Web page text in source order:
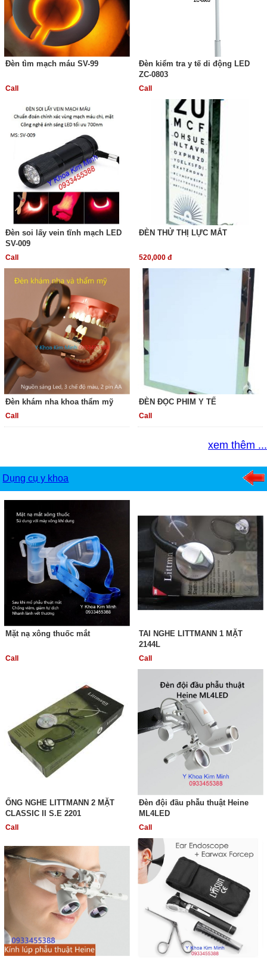
Đèn tìm mạch máu SV-99
Call
Đèn kiểm tra y tế di động LED
ZC-0803
Call
Đèn soi lấy vein tĩnh mạch LED
SV-009
Call
ĐÈN THỬ THỊ LỰC MẮT
520,000 đ
Đèn khám nha khoa thẩm mỹ
Call
ĐÈN ĐỌC PHIM Y TẾ
Call
xem thêm ...
Dụng cụ y khoa
Mặt nạ xông thuốc mắt
Call
TAI NGHE LITTMANN 1 MẶT
2144L
Call
ỐNG NGHE LITTMANN 2 MẶT
CLASSIC II S.E 2201
Call
Đèn đội đầu phẫu thuật Heine
ML4LED
Call